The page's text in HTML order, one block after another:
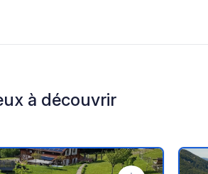
à découvrir